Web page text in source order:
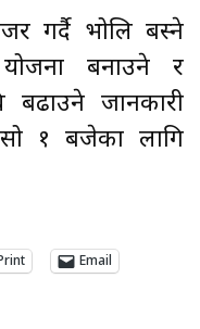
गर्दै भोलि बस्ने
बनाउने र
बढाउने जानकारी
१ बजेका लागि
Email